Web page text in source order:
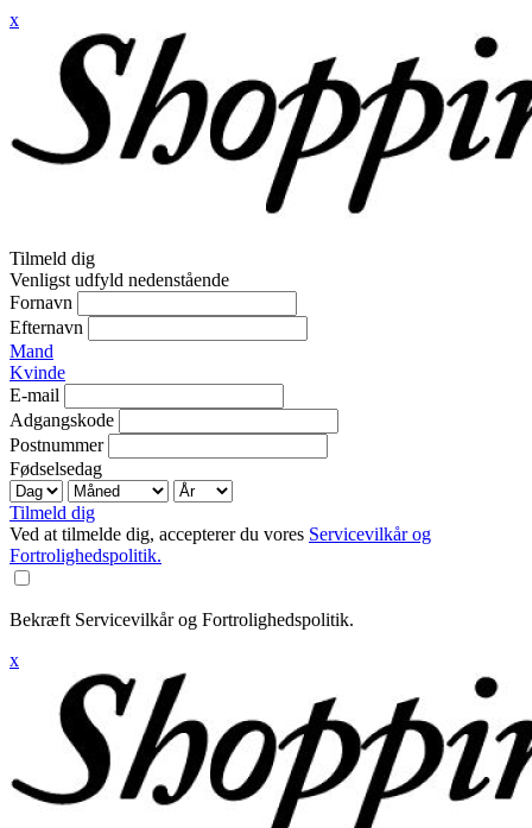
x
Tilmeld dig
Venligst udfyld nedenstående
Fornavn
Efternavn
Mand
Kvinde
E-mail
Adgangskode
Postnummer
Fødselsedag
Tilmeld dig
Ved at tilmelde dig, accepterer du vores Servicevilkår og
Fortrolighedspolitik.
Bekræft Servicevilkår og Fortrolighedspolitik.
x